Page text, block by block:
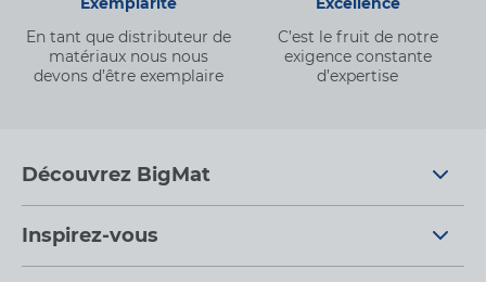
En tant que distributeur de
matériaux nous nous
devons d’être exemplaire
C’est le fruit de notre
exigence constante
d’expertise
Découvrez BigMat
Nous rejoindre
Inspirez-vous